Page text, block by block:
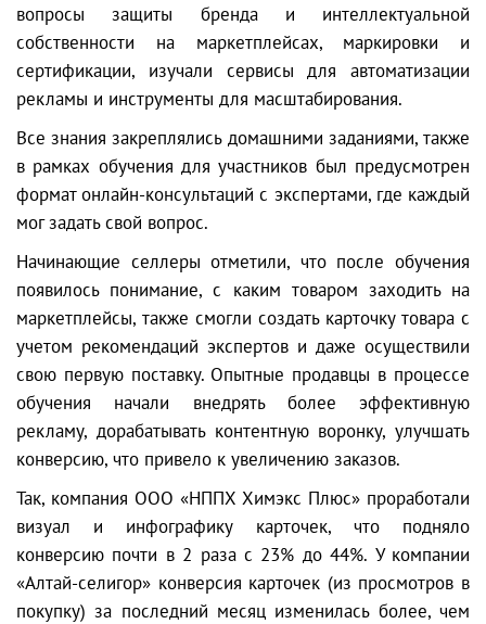
вопросы защиты бренда и интеллектуальной
собственности на маркетплейсах, маркировки и
сертификации, изучали сервисы для автоматизации
рекламы и инструменты для масштабирования.
Все знания закреплялись домашними заданиями, также
в рамках обучения для участников был предусмотрен
формат онлайн-консультаций с экспертами, где каждый
мог задать свой вопрос.
Начинающие селлеры отметили, что после обучения
появилось понимание, с каким товаром заходить на
маркетплейсы, также смогли создать карточку товара с
учетом рекомендаций экспертов и даже осуществили
свою первую поставку. Опытные продавцы в процессе
обучения начали внедрять более эффективную
рекламу, дорабатывать контентную воронку, улучшать
конверсию, что привело к увеличению заказов.
Так, компания ООО «НППХ Химэкс Плюс» проработали
визуал и инфографику карточек, что подняло
конверсию почти в 2 раза с 23% до 44%. У компании
«Алтай-селигор» конверсия карточек (из просмотров в
покупку) за последний месяц изменилась более, чем